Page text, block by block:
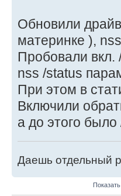
Обновили
материнке ),
Пробовали вкл.
nss /status
При этом в
Включили
а до этого
Даешь отдельный